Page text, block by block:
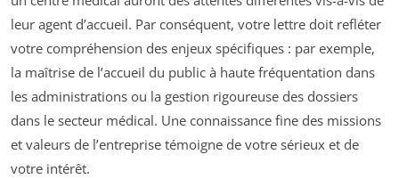
leur agent d’accueil. Par conséquent, votre lettre doit refléter
votre compréhension des enjeux spécifiques : par exemple,
la maîtrise de l’accueil du public à haute fréquentation dans
les administrations ou la gestion rigoureuse des dossiers
dans le secteur médical. Une connaissance fine des missions
et valeurs de l’entreprise témoigne de votre sérieux et de
votre intérêt.